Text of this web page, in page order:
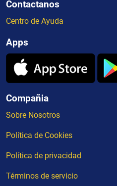
Contactanos
Centro de Ayuda
Apps
Compañia
Sobre Nosotros
Política de Cookies
Política de privacidad
Términos de servicio